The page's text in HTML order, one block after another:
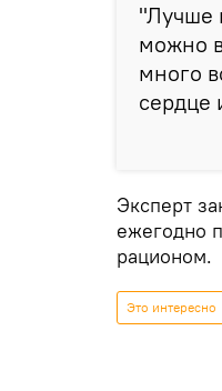
"Лучше
можно
много
сердце
Эксперт
ежегодно
рационом.
Это интересно